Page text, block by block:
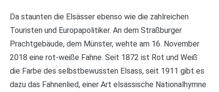
Da staunten die Elsässer ebenso wie die zahlreichen
Touristen und Europapolitiker. An dem Straßburger
Prachtgebäude, dem Münster, wehte am 16. November
2018 eine rot-weiße Fahne. Seit 1872 ist Rot und Weiß
die Farbe des selbstbewussten Elsass, seit 1911 gibt es
dazu das Fahnenlied, einer Art elsässische Nationalhymne.